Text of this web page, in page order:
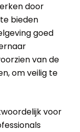
door
bieden
goed
van de
om veilig te
voor